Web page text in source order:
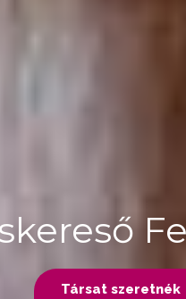
Társat szeretnék